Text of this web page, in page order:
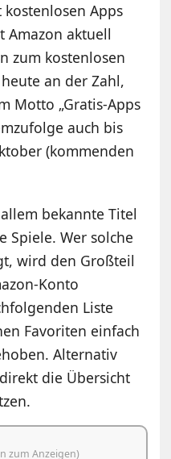
Apps
Amazon aktuell
zum kostenlosen
an der Zahl,
Motto „Gratis-Apps
auch bis
(kommenden
bekannte Titel
Spiele. Wer solche
wird den Großteil
Konto
Liste
Favoriten einfach
Alternativ
die Übersicht
zum Anzeigen)